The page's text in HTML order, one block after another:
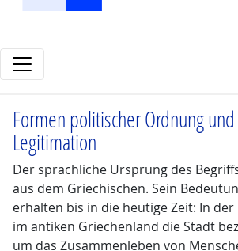
Formen politischer Ordnung
Legitimation
Der sprachliche Ursprung des
aus dem Griechischen. Sein
erhalten bis in die heutige Zeit: In
im antiken Griechenland die Stadt
um das Zusammenleben von